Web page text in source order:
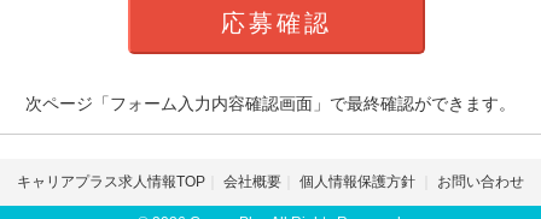
次ページ「フォーム入力内容確認画面」で最終確認ができます。
キャリアプラス求人情報TOP 会社概要 個人情報保護方針 お問い合わせ